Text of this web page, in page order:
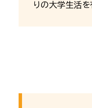
りの大学生活を